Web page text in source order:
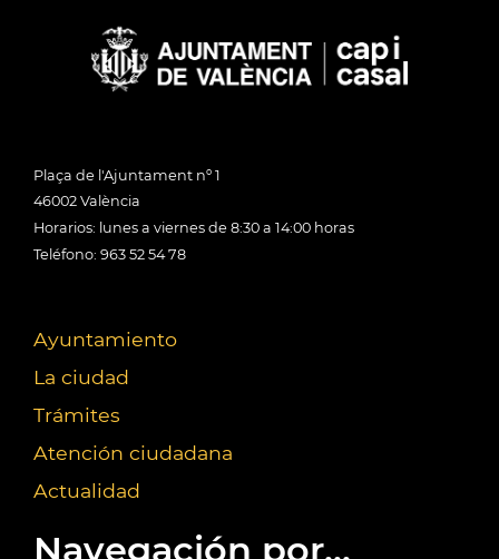
Plaça de l'Ajuntament nº 1
46002 València
Horarios: lunes a viernes de 8:30 a 14:00 horas
Teléfono: 963 52 54 78
Ayuntamiento
La ciudad
Trámites
Atención ciudadana
Actualidad
Navegación por...